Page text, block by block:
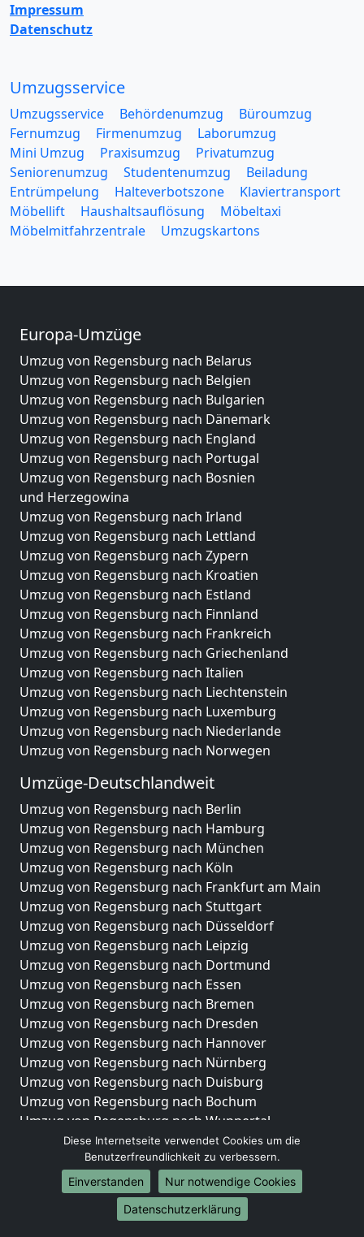
Impressum
Datenschutz
Umzugsservice
Umzugsservice Behördenumzug
Büroumzug
Fernumzug
Firmenumzug
Laborumzug
Mini Umzug
Praxisumzug
Privatumzug
Seniorenumzug
Studentenumzug
Beiladung
Entrümpelung
Halteverbotszone
Klaviertransport
Möbellift
Haushaltsauflösung
Möbeltaxi
Möbelmitfahrzentrale
Umzugskartons
Europa-Umzüge
Umzug von Regensburg nach Belarus
Umzug von Regensburg nach Belgien
Umzug von Regensburg nach Bulgarien
Umzug von Regensburg nach Dänemark
Umzug von Regensburg nach England
Umzug von Regensburg nach Portugal
Umzug von Regensburg nach Bosnien
und Herzegowina
Umzug von Regensburg nach Irland
Umzug von Regensburg nach Lettland
Umzug von Regensburg nach Zypern
Umzug von Regensburg nach Kroatien
Umzug von Regensburg nach Estland
Umzug von Regensburg nach Finnland
Umzug von Regensburg nach Frankreich
Umzug von Regensburg nach Griechenland
Umzug von Regensburg nach Italien
Umzug von Regensburg nach Liechtenstein
Umzug von Regensburg nach Luxemburg
Umzug von Regensburg nach Niederlande
Umzug von Regensburg nach Norwegen
Umzüge-Deutschlandweit
Umzug von Regensburg nach Berlin
Umzug von Regensburg nach Hamburg
Umzug von Regensburg nach München
Umzug von Regensburg nach Köln
Umzug von Regensburg nach Frankfurt am Main
Umzug von Regensburg nach Stuttgart
Umzug von Regensburg nach Düsseldorf
Umzug von Regensburg nach Leipzig
Umzug von Regensburg nach Dortmund
Umzug von Regensburg nach Essen
Umzug von Regensburg nach Bremen
Umzug von Regensburg nach Dresden
Umzug von Regensburg nach Hannover
Umzug von Regensburg nach Nürnberg
Umzug von Regensburg nach Duisburg
Umzug von Regensburg nach Bochum
Umzug von Regensburg nach Wuppertal
Umzug von Regensburg nach Bielefeld
Umzug von Regensburg nach Bonn
Umzug von Regensburg nach Münster
Internationale-Umzüge
Diese Internetseite verwendet Cookies um die
Benutzerfreundlichkeit zu verbessern.
Einverstanden
Nur notwendige Cookies
Datenschutzerklärung